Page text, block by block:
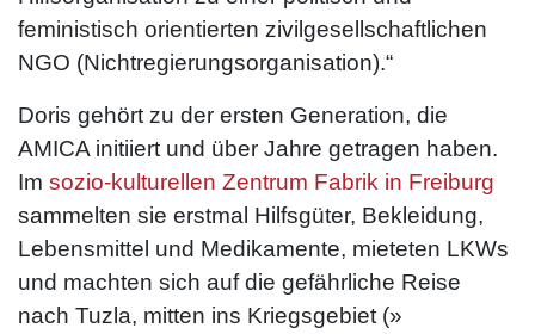
feministisch orientierten zivilgesellschaftlichen
NGO (Nicht­regierungs­organisation).“
Doris gehört zu der ersten Generation, die
AMICA initiiert und über Jahre getragen haben.
Im sozio-kulturellen Zentrum Fabrik in Freiburg
sammelten sie erstmal Hilfsgüter, Bekleidung,
Lebensmittel und Medikamente, mieteten LKWs
und machten sich auf die gefährliche Reise
nach Tuzla, mitten ins Kriegsgebiet (»